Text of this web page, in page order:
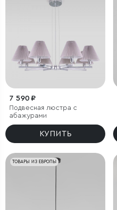
7 590 ₽
Подвесная люстра с
абажурами
КУПИТЬ
ТОВАРЫ ИЗ ЕВРОПЫ